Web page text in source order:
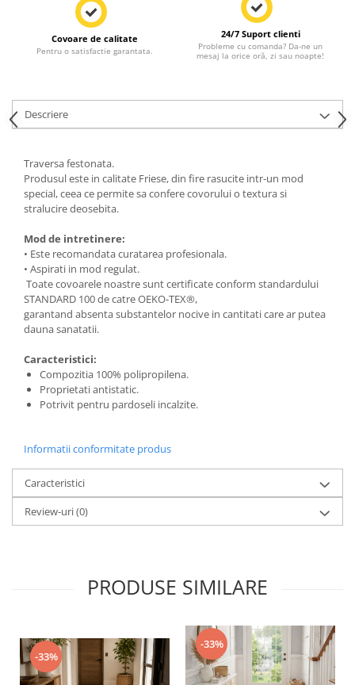
Covoare de calitate
Pentru o satisfactie garantata.
24/7 Suport clienti
Probleme cu comanda? Da-ne un
mesaj la orice oră, zi sau noapte!
Descriere
Traversa festonata.
Produsul este in calitate Friese, din fire rasucite intr-un mod
special, ceea ce permite sa confere covorului o textura si
stralucire deosebita.
Mod de intretinere:
• Este recomandata curatarea profesionala.
• Aspirati in mod regulat.
Toate covoarele noastre sunt certificate conform standardului
STANDARD 100 de catre OEKO-TEX®,
garantand absenta substantelor nocive in cantitati care ar putea
dauna sanatatii.
Caracteristici:
Compozitia 100% polipropilena.
Proprietati antistatic.
Potrivit pentru pardoseli incalzite.
Informatii conformitate produs
Caracteristici
Review-uri(0)
PRODUSE SIMILARE
-33%
-33%